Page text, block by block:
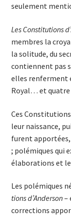
seulement
Les Constitutions
membres la
la solitude, du
contiennent pas
elles renferment
Royal… et quatre
Ces Constitutions
leur naissance,
furent
; polémiques qui
élaborations et
Les polémiques
tions d’Anderson–
corrections